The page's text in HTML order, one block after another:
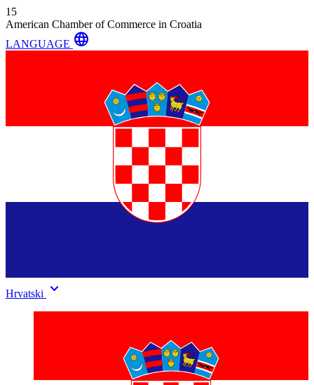
15
American Chamber of Commerce in Croatia
LANGUAGE language
Hrvatski keyboard_arrow_down